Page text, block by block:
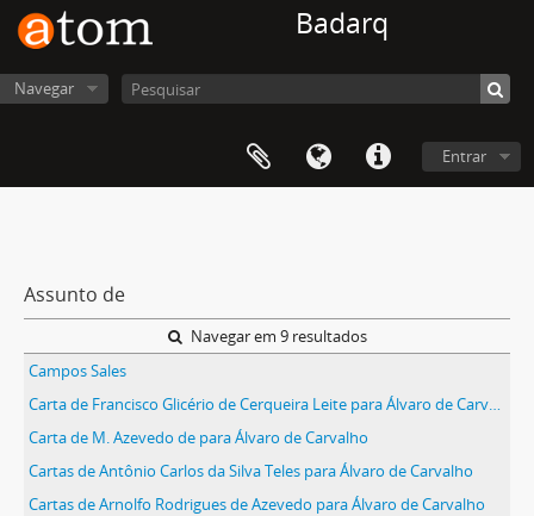
Badarq
Navegar
Entrar
Assunto de
Navegar em 9 resultados
Campos Sales
Carta de Francisco Glicério de Cerqueira Leite para Álvaro de Carvalho
Carta de M. Azevedo de para Álvaro de Carvalho
Cartas de Antônio Carlos da Silva Teles para Álvaro de Carvalho
Cartas de Arnolfo Rodrigues de Azevedo para Álvaro de Carvalho